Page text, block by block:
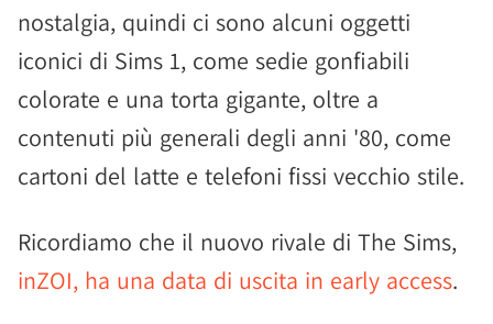
nostalgia, quindi ci sono alcuni oggetti
iconici di Sims 1, come sedie gonfiabili
colorate e una torta gigante, oltre a
contenuti più generali degli anni '80, come
cartoni del latte e telefoni fissi vecchio stile.
Ricordiamo che il nuovo rivale di The Sims,
inZOI, ha una data di uscita in early access.